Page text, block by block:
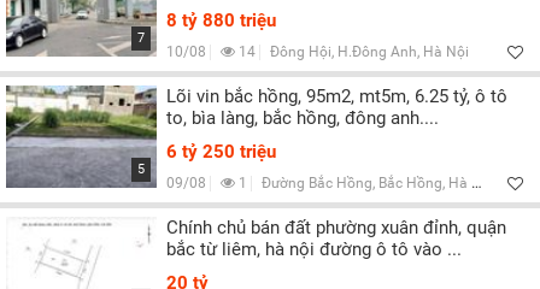
7
8 tỷ 880 triệu
10/08 14 Đông Hội, H.Đông Anh, Hà Nội
5
Lõi vin bắc hồng, 95m2, mt5m, 6.25 tỷ, ô tô
to, bìa làng, bắc hồng, đông anh....
6 tỷ 250 triệu
09/08 1 Đường Bắc Hồng, Bắc Hồng, Hà Nội
Chính chủ bán đất phường xuân đỉnh, quận
bắc từ liêm, hà nội đường ô tô vào ...
20 tỷ